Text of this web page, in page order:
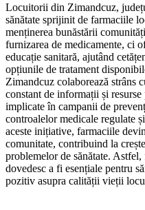
Locuitorii din Zimandcuz,
sănătate sprijinit de farmaciile
menținerea bunăstării
furnizarea de medicamente, ci
educație sanitară, ajutând
opțiunile de tratament
Zimandcuz colaborează strâns
constant de informații și
implicate în campanii de
controalelor medicale regulate
aceste inițiative, farmaciile
comunitate, contribuind la
problemelor de sănătate.
dovedesc a fi esențiale pentru
pozitiv asupra calității vieții